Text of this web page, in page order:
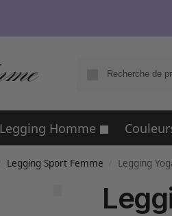
Legging Homme
Legging Sport Femme Legging